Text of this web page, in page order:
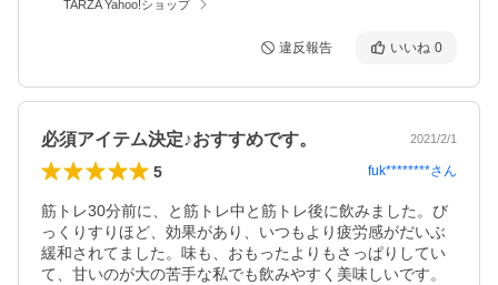
TARZA Yahoo!ショップ
違反報告 いいね 0
必須アイテム決定♪おすすめです。 2021/2/1
5 fuk********さん
筋トレ30分前に、と筋トレ中と筋トレ後に飲みました。び
っくりすりほど、効果があり、いつもより疲労感がだいぶ
緩和されてました。味も、おもったよりもさっぱりしてい
て、甘いのが大の苦手な私でも飲みやすく美味しいです。